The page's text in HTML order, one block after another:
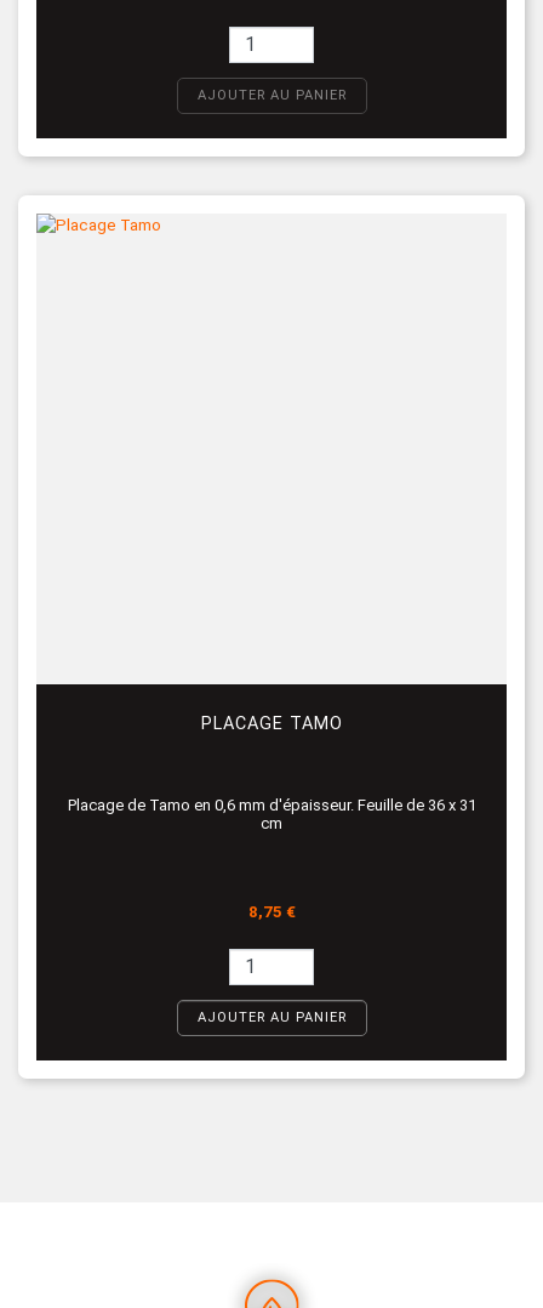
AJOUTER AU PANIER
PLACAGE TAMO
Placage de Tamo en 0,6 mm d'épaisseur. Feuille de 36 x 31
cm
Prix
8,75 €
AJOUTER AU PANIER